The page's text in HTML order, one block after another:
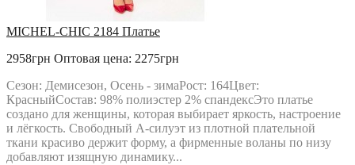
MICHEL-CHIC 2184 Платье
2958грн Оптовая цена: 2275грн
Сезон: Демисезон, Осень - зимаРост: 164Цвет:
КрасныйСостав: 98% полиэстер 2% спандексЭто платье
создано для женщины, которая выбирает яркость, настроение
и лёгкость. Свободный А-силуэт из плотной плательной
ткани красиво держит форму, а фирменные воланы по низу
добавляют изящную динамику...